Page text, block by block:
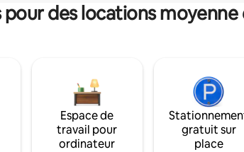
des locations
Espace de
travail pour
ordinateur
gratuit sur
place